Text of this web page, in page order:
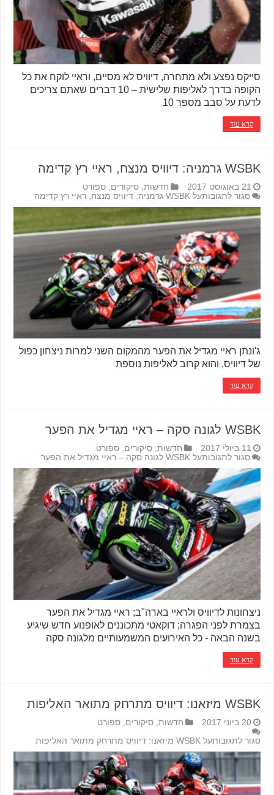
סייקס נפצע ולא מתחרה, דיוויס לא מסיים, וראיי לוקח את כל
הקופה בדרך לאליפות שלישית – 10 דברים שאתם צריכים
לדעת על סבב מספר 10
קרא עוד
WSBK גרמניה: דיוויס מנצח, ראיי רץ קדימה
21 באוגוסט 2017 חדשות,סיקורים,ספורט
סגור לתגובותעל WSBK גרמניה: דיוויס מנצח, ראיי רץ קדימה
ג'ונתן ראיי מגדיל את הפער מהמקום השני למרות ניצחון כפול
של דיוויס, והוא קרוב לאליפות נוספת
קרא עוד
WSBK לגונה סקה – ראיי מגדיל את הפער
11 ביולי 2017 חדשות ,סיקורים ,ספורט
סגור לתגובותעל WSBK לגונה סקה – ראיי מגדיל את הפער
ניצחונות לדיוויס ולראיי בארה"ב; ראיי מגדיל את הפער
בצמרת לפני הפגרה; דוקאטי מתכוננים לאופנוע חדש שיגיע
בשנה הבאה - כל האירועים המשמעותיים מלגונה סקה
קרא עוד
WSBK מיזאנו: דיוויס מתרחק מתואר האליפות
20 ביוני 2017 חדשות ,סיקורים ,ספורט
סגור לתגובותעל WSBK מיזאנו: דיוויס מתרחק מתואר האליפות